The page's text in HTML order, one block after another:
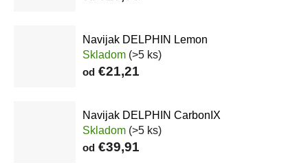
Navijak DELPHIN Lemon
Skladom (>5 ks)
od €21,21
Navijak DELPHIN CarbonIX
Skladom (>5 ks)
od €39,91